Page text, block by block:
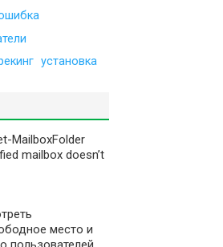
установка
MailboxFolder
mailbox doesn’t
место и